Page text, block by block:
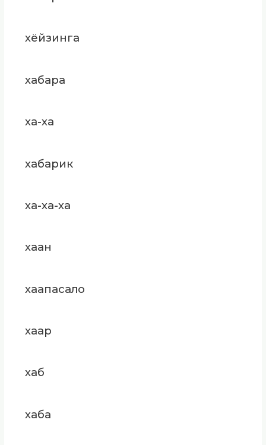
хёйзинга
хабара
ха-ха
хабарик
ха-ха-ха
хаан
хаапасало
хаар
хаб
хаба